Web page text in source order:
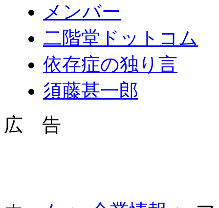
メンバー
二階堂ドットコム
依存症の独り言
須藤甚一郎
広 告